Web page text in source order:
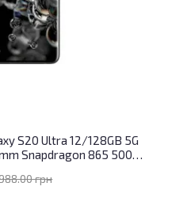
S20 Ultra 12/128GB 5G
Snapdragon 865 5000
грн